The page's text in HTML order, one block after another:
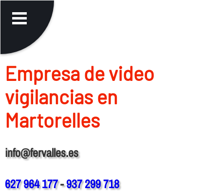
Empresa de video
vigilancias en
Martorelles
info@fervalles.es
627 964 177-937 299 718